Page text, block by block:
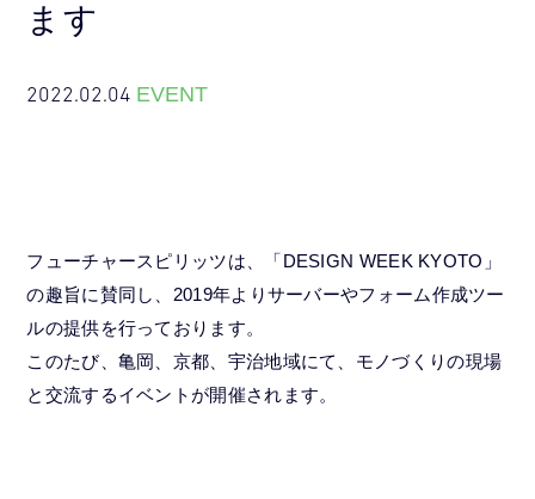
ます
2022.02.04 EVENT
フューチャースピリッツは、「DESIGN WEEK KYOTO」
の趣旨に賛同し、2019年よりサーバーやフォーム作成ツー
ルの提供を行っております。
このたび、亀岡、京都、宇治地域にて、モノづくりの現場
と交流するイベントが開催されます。